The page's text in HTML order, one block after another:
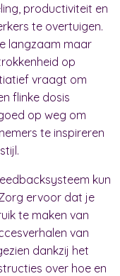
productiviteit en
te overtuigen.
langzaam maar
op
vraagt om
flinke dosis
op weg om
te inspireren
kun
ervoor dat je
te maken van
van
dankzij het
over hoe en